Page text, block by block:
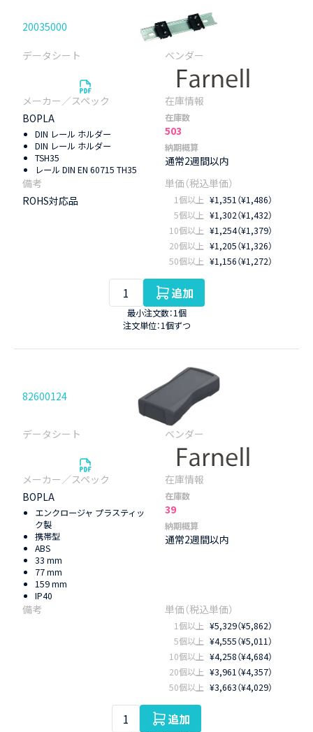
20035000
BOPLA
DIN レール ホルダー
DIN レール ホルダー
TSH35
レール DIN EN 60715 TH35
在庫数
503
納期概算
通常2週間以内
ROHS対応品 1個以上 ¥1,351（¥1,486）
5個以上 ¥1,302（¥1,432）
10個以上 ¥1,254（¥1,379）
20個以上 ¥1,205（¥1,326）
50個以上 ¥1,156（¥1,272）
追加
最小注文数：1個
注文単位：1個ずつ
82600124
BOPLA
エンクロージャ プラスティッ
ク製
携帯型
ABS
33 mm
77 mm
159 mm
IP40
在庫数
39
納期概算
通常2週間以内
1個以上 ¥5,329（¥5,862）
5個以上 ¥4,555（¥5,011）
10個以上 ¥4,258（¥4,684）
20個以上 ¥3,961（¥4,357）
50個以上 ¥3,663（¥4,029）
追加